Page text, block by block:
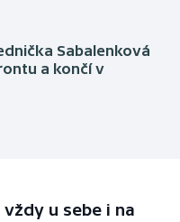
Sabalenková
a končí v
u sebe i na